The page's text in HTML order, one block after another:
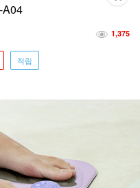
A04
1,375
적립